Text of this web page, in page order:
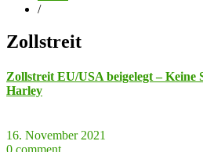
/
Zollstreit
Zollstreit EU/USA beigelegt – Keine
Harley
16. November 2021
0 comment